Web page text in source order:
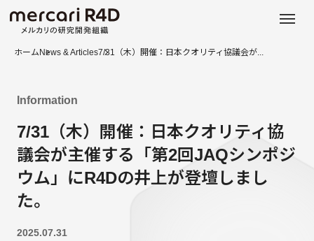
ホーム News & Articles7/31（木）開催：日本クオリティ協議会が...
Information
7/31（木）開催：日本クオリティ協
議会が主催する「第2回JAQシンポジ
ウム」にR4Dの井上が登壇しまし
た。
2025.07.31